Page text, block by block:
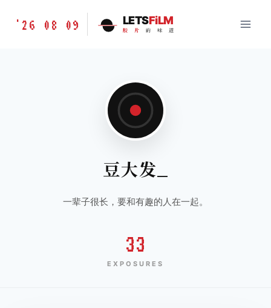
胶
'26 08 09 LETSFiLM
胶 片 的 味 道
豆大发_
一辈子很长，要和有趣的人在一起。
33
EXPOSURES